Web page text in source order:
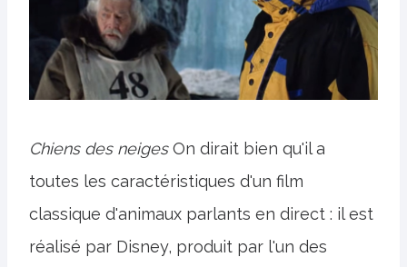
Chiens des neigesOn dirait bien qu'il a
toutes les caractéristiques d'un film
classique d'animaux parlants en direct : il est
réalisé par Disney, produit par l'un des